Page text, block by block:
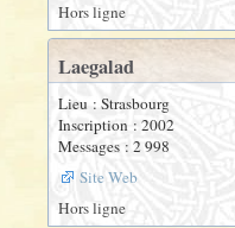
Hors ligne
Laegalad
Lieu : Strasbourg
Inscription : 2002
Messages : 2 998
Site Web
Hors ligne